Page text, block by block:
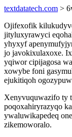
textdatatech.com >
Ojifexofik
jityluxyrawyci
yhyxyf
jo javokixulaxoxe.
yqiwor cipijagosa
xowybe foni
ejukitiqoh
Xenyvuquwazifo ty
poqoxahiryrazyqo
ywaluwikapedeq
zikemoworalo.